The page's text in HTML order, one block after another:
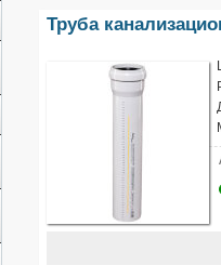
Труба